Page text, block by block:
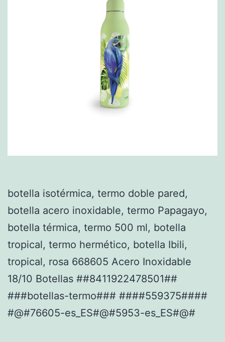
botella isotérmica, termo doble pared,
botella acero inoxidable, termo Papagayo,
botella térmica, termo 500 ml, botella
tropical, termo hermético, botella Ibili,
tropical, rosa 668605 Acero Inoxidable
18/10 Botellas ##8411922478501##
###botellas-termo### ####559375####
#@#76605-es_ES#@#5953-es_ES#@#